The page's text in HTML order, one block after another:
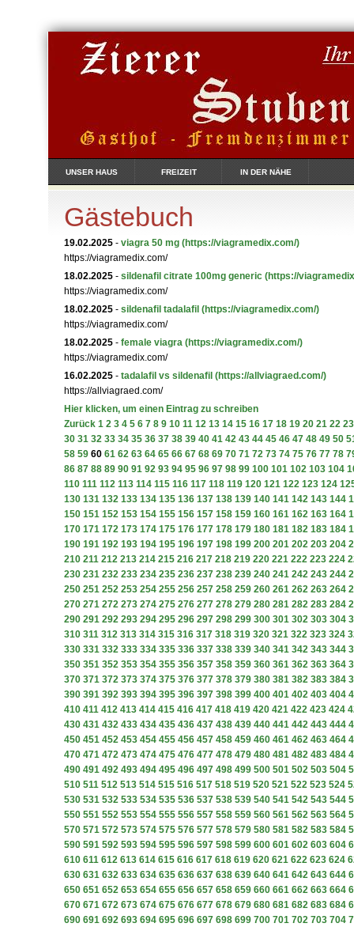
UNSER HAUS FREIZEIT IN DER NÄHE
Gästebuch
19.02.2025 - viagra 50 mg (https://viagramedix.com/)
https://viagramedix.com/
18.02.2025 - sildenafil citrate 100mg generic (https://
https://viagramedix.com/
18.02.2025 - sildenafil tadalafil (https://viagramedix.com/)
https://viagramedix.com/
18.02.2025 - female viagra (https://viagramedix.com/)
https://viagramedix.com/
16.02.2025 - tadalafil vs sildenafil (https://allviagraed.com/)
https://allviagraed.com/
Hier klicken, um einen Eintrag zu schreiben
Zurück 1 2 3 4 5 6 7 8 9 10 11 12 13 14 15 16 17 18 19 20 21 22 23
30 31 32 33 34 35 36 37 38 39 40 41 42 43 44 45 46 47 48 49 50
58 59 60 61 62 63 64 65 66 67 68 69 70 71 72 73 74 75 76 77 78
86 87 88 89 90 91 92 93 94 95 96 97 98 99 100 101 102 103 104
110 111 112 113 114 115 116 117 118 119 120 121 122 123 124
130 131 132 133 134 135 136 137 138 139 140 141 142 143 144
150 151 152 153 154 155 156 157 158 159 160 161 162 163 164
170 171 172 173 174 175 176 177 178 179 180 181 182 183 184
190 191 192 193 194 195 196 197 198 199 200 201 202 203 204
210 211 212 213 214 215 216 217 218 219 220 221 222 223 224
230 231 232 233 234 235 236 237 238 239 240 241 242 243 244
250 251 252 253 254 255 256 257 258 259 260 261 262 263 264
270 271 272 273 274 275 276 277 278 279 280 281 282 283 284
290 291 292 293 294 295 296 297 298 299 300 301 302 303 304
310 311 312 313 314 315 316 317 318 319 320 321 322 323 324
330 331 332 333 334 335 336 337 338 339 340 341 342 343 344
350 351 352 353 354 355 356 357 358 359 360 361 362 363 364
370 371 372 373 374 375 376 377 378 379 380 381 382 383 384
390 391 392 393 394 395 396 397 398 399 400 401 402 403 404
410 411 412 413 414 415 416 417 418 419 420 421 422 423 424
430 431 432 433 434 435 436 437 438 439 440 441 442 443 444
450 451 452 453 454 455 456 457 458 459 460 461 462 463 464
470 471 472 473 474 475 476 477 478 479 480 481 482 483 484
490 491 492 493 494 495 496 497 498 499 500 501 502 503 504
510 511 512 513 514 515 516 517 518 519 520 521 522 523 524
530 531 532 533 534 535 536 537 538 539 540 541 542 543 544
550 551 552 553 554 555 556 557 558 559 560 561 562 563 564
570 571 572 573 574 575 576 577 578 579 580 581 582 583 584
590 591 592 593 594 595 596 597 598 599 600 601 602 603 604
610 611 612 613 614 615 616 617 618 619 620 621 622 623 624
630 631 632 633 634 635 636 637 638 639 640 641 642 643 644
650 651 652 653 654 655 656 657 658 659 660 661 662 663 664
670 671 672 673 674 675 676 677 678 679 680 681 682 683 684
690 691 692 693 694 695 696 697 698 699 700 701 702 703 704